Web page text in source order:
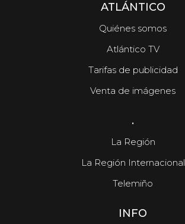
ATLÁNTICO
Quiénes somos
Atlántico TV
Tarifas de publicidad
Venta de imágenes
.
La Región
La Región Internacional
Telemiño
INFO